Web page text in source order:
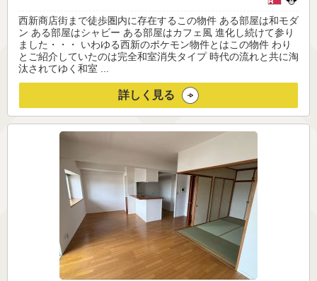
西新商店街まで徒歩圏内に存在するこの物件 ある部屋は和モダ
ン ある部屋はシャビー ある部屋はカフェ風 進化し続けて参り
ました・・・ いわゆる西新のポケモン物件とはこの物件 わり
とご紹介していたのは完全和室消失タイプ 時代の流れと共に淘
汰されてゆく和室 ...
詳しく見る